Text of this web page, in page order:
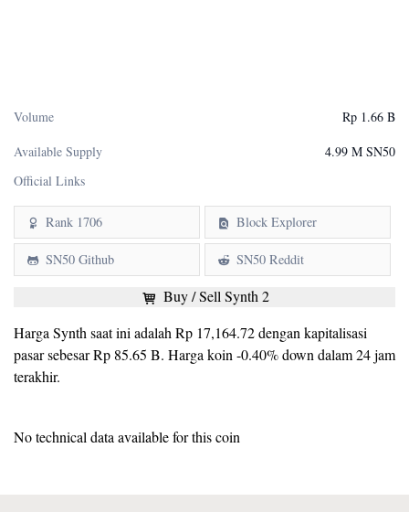
Volume
Rp 1.66 B
Available Supply
4.99 M SN50
Official Links
Rank 1706 Block Explorer
SN50 Github SN50 Reddit
Buy / Sell Synth 2
Harga Synth saat ini adalah Rp 17,164.72 dengan kapitalisasi
pasar sebesar Rp 85.65 B. Harga koin -0.40% down dalam 24 jam
terakhir.
No technical data available for this coin